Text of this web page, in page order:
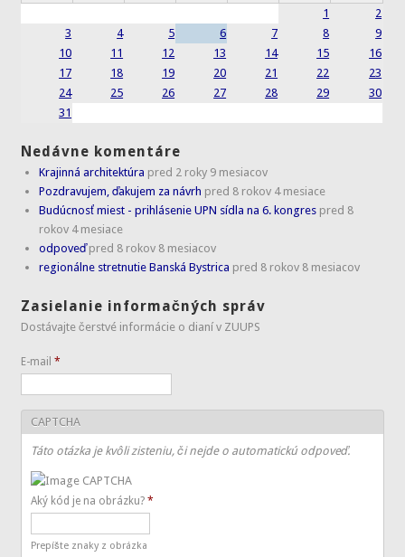
1
2
3
4 5 6 7 8
9
10
11 12 13 14 15
16
17
18 19 20 21 22
23
24
25 26 27 28 29
30
31
Nedávne komentáre
Krajinná architektúra pred 2 roky 9 mesiacov
Pozdravujem, ďakujem za návrh pred 8 rokov 4 mesiace
Budúcnosť miest - prihlásenie UPN sídla na 6. kongres pred 8
rokov 4 mesiace
odpoveď pred 8 rokov 8 mesiacov
regionálne stretnutie Banská Bystrica pred 8 rokov 8 mesiacov
Zasielanie informačných správ
Dostávajte čerstvé informácie o dianí v ZUUPS
E-mail*
CAPTCHA
Táto otázka je kvôli zisteniu, či nejde o automatickú odpoveď.
Aký kód je na obrázku?*
Prepíšte znaky z obrázka